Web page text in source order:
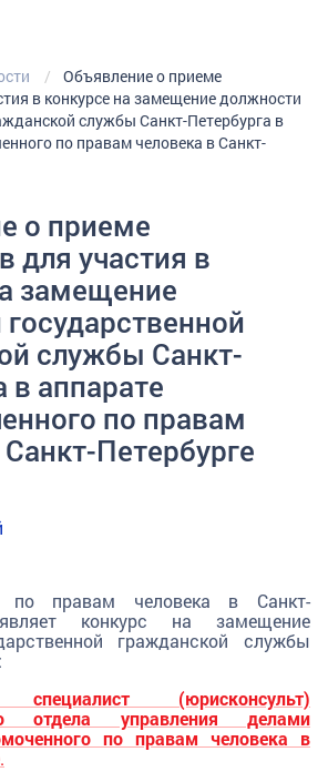
Объявление о приеме
в конкурсе на замещение должности
службы Санкт-Петербурга в
по правам человека в Санкт-
о приеме
для участия в
замещение
службы Санкт-
в аппарате
по правам
Петербурге
по правам человека в Санкт-
конкурс на замещение
гражданской службы
(юрисконсульт)
отдела управления делами
по правам человека в
.